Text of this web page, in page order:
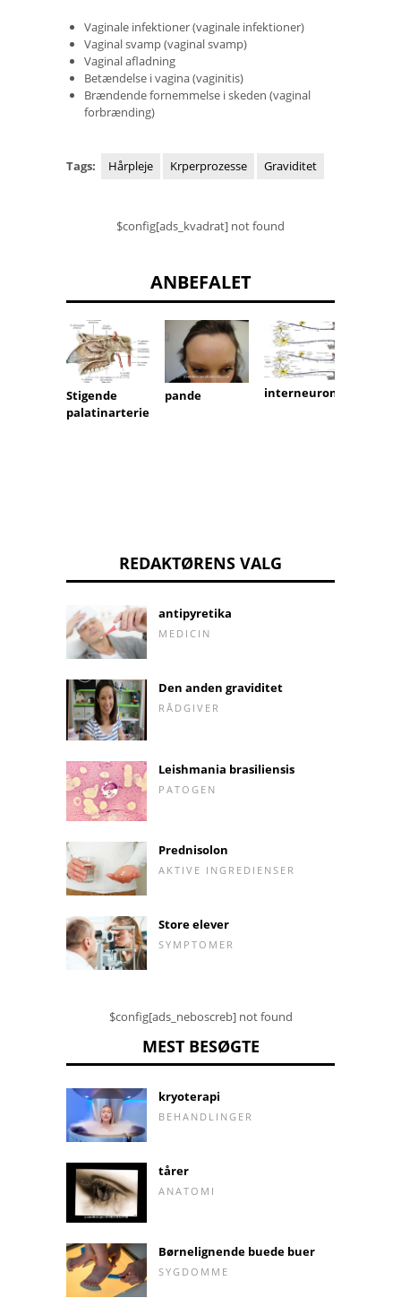
Vaginale infektioner (vaginale infektioner)
Vaginal svamp (vaginal svamp)
Vaginal afladning
Betændelse i vagina (vaginitis)
Brændende fornemmelse i skeden (vaginal
forbrænding)
Tags: Hårpleje Krperprozesse Graviditet
$config[ads_kvadrat] not found
ANBEFALET
Stigende
palatinarterie
pande interneuron
REDAKTØRENS VALG
antipyretika
MEDICIN
Den anden graviditet
RÅDGIVER
Leishmania brasiliensis
PATOGEN
Prednisolon
AKTIVE INGREDIENSER
Store elever
SYMPTOMER
$config[ads_neboscreb] not found
MEST BESØGTE
kryoterapi
BEHANDLINGER
tårer
ANATOMI
Børnelignende buede buer
SYGDOMME